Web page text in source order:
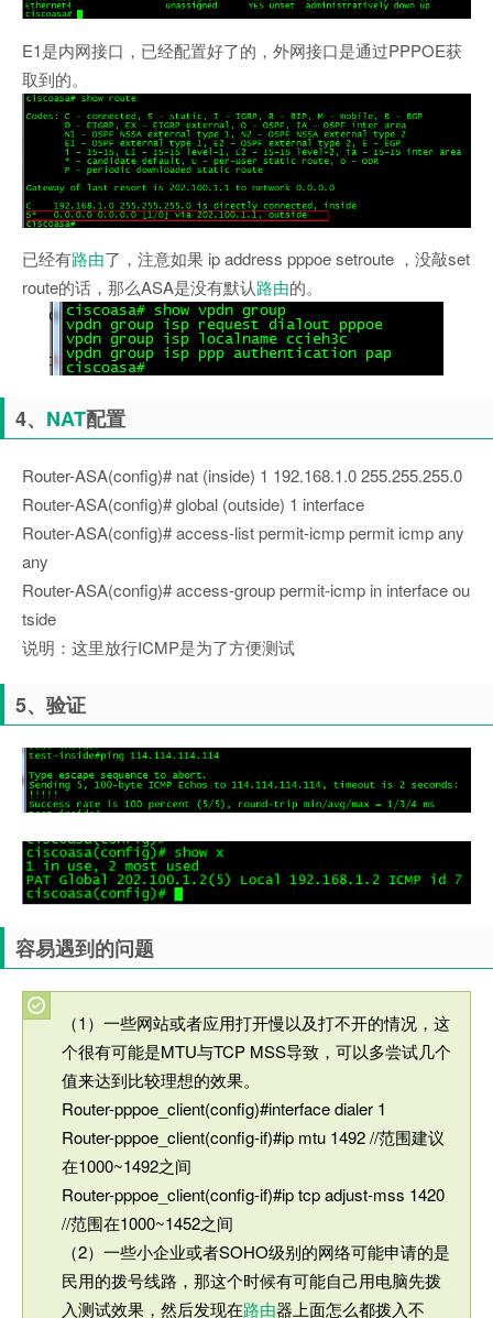
E1是内网接口，已经配置好了的，外网接口是通过PPPOE获
取到的。
已经有路由了，注意如果 ip address pppoe setroute ，没敲set
route的话，那么ASA是没有默认路由的。
4、 NAT配置
Router-ASA(config)# nat (inside) 1 192.168.1.0 255.255.255.0
Router-ASA(config)# global (outside) 1 interface
Router-ASA(config)# access-list permit-icmp permit icmp any
any
Router-ASA(config)# access-group permit-icmp in interface ou
tside
说明：这里放行ICMP是为了方便测试
5、验证
容易遇到的问题
（1）一些网站或者应用打开慢以及打不开的情况，这
个很有可能是MTU与TCP MSS导致，可以多尝试几个
值来达到比较理想的效果。
Router-pppoe_client(config)#interface dialer 1
Router-pppoe_client(config-if)#ip mtu 1492 //范围建议
在1000~1492之间
Router-pppoe_client(config-if)#ip tcp adjust-mss 1420
//范围在1000~1452之间
（2）一些小企业或者SOHO级别的网络可能申请的是
民用的拨号线路，那这个时候有可能自己用电脑先拨
入测试效果，然后发现在路由器上面怎么都拨入不